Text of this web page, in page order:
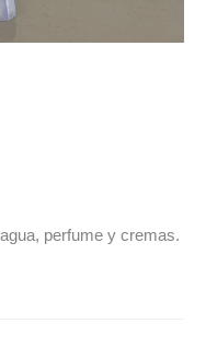
perfume y cremas.